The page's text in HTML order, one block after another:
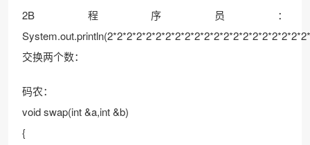
2B程序员：
交换两个数：
码农：
void swap(int &a,int &b)
{